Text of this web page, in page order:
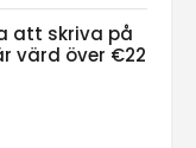
att skriva på
värd över €22